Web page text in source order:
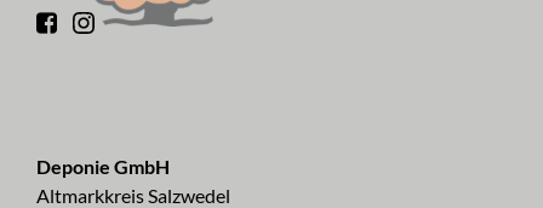
Deponie GmbH
Altmarkkreis Salzwedel